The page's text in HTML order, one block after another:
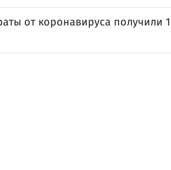
от коронавируса получили